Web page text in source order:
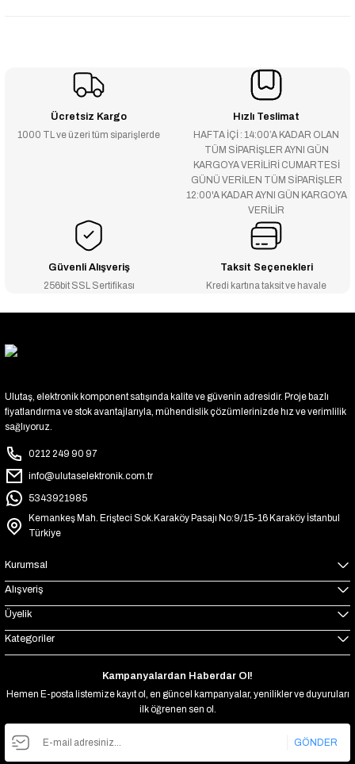
Ücretsiz Kargo
1000 TL ve üzeri tüm siparişlerde
Hızlı Teslimat
HAFTA İÇİ : 14:00’A KADAR OLAN
TÜM SİPARİŞLER AYNI GÜN
KARGOYA VERİLİRİ CUMARTESİ
GÜNÜ VERİLEN TÜM SİPARİŞLER
12:00'A KADAR AYNI GÜN KARGOYA
VERİLİR
Güvenli Alışveriş
256bit SSL Sertifikası
Taksit Seçenekleri
Kredi kartına taksit ve havale
Ulutaş, elektronik komponent satışında kalite ve güvenin adresidir. Proje bazlı
fiyatlandırma ve stok avantajlarıyla, mühendislik çözümlerinizde hız ve verimlilik
sağlıyoruz.
0212 249 90 97
info@ulutaselektronik.com.tr
5343921985
Kemankeş Mah. Erişteci Sok.Karaköy Pasajı No:9/15-16 Karaköy İstanbul
Türkiye
Kurumsal
Alışveriş
Üyelik
Kategoriler
Kampanyalardan Haberdar Ol!
Hemen E-posta listemize kayıt ol, en güncel kampanyalar, yenilikler ve duyuruları
ilk öğrenen sen ol.
GÖNDER